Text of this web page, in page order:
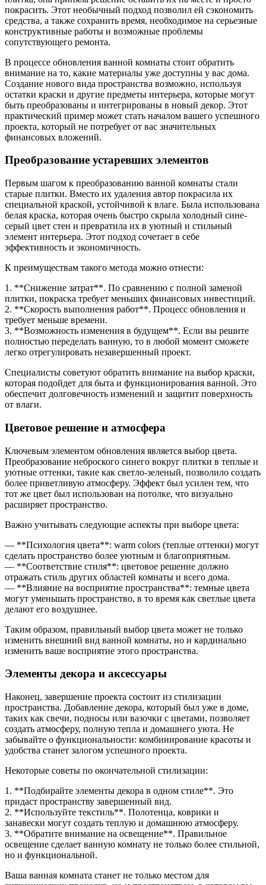
покрасить. Этот необычный подход позволил ей сэкономить
средства, а также сохранить время, необходимое на серьезные
конструктивные работы и возможные проблемы
сопутствующего ремонта.
В процессе обновления ванной комнаты стоит обратить
внимание на то, какие материалы уже доступны у вас дома.
Создание нового вида пространства возможно, используя
остатки краски и другие предметы интерьера, которые могут
быть преобразованы и интегрированы в новый декор. Этот
практический пример может стать началом вашего успешного
проекта, который не потребует от вас значительных
финансовых вложений.
Преобразование устаревших элементов
Первым шагом к преобразованию ванной комнаты стали
старые плитки. Вместо их удаления автор покрасила их
специальной краской, устойчивой к влаге. Была использована
белая краска, которая очень быстро скрыла холодный сине-
серый цвет стен и превратила их в уютный и стильный
элемент интерьера. Этот подход сочетает в себе
эффективность и экономичность.
К преимуществам такого метода можно отнести:
1. **Снижение затрат**. По сравнению с полной заменой
плитки, покраска требует меньших финансовых инвестиций.
2. **Скорость выполнения работ**. Процесс обновления и
требует меньше времени.
3. **Возможность изменения в будущем**. Если вы решите
полностью переделать ванную, то в любой момент сможете
легко отрегулировать незавершенный проект.
Специалисты советуют обратить внимание на выбор краски,
которая подойдет для быта и функционирования ванной. Это
обеспечит долговечность изменений и защитит поверхность
от влаги.
Цветовое решение и атмосфера
Ключевым элементом обновления является выбор цвета.
Преобразование неброского синего вокруг плитки в теплые и
уютные оттенки, такие как светло-зеленый, позволило создать
более приветливую атмосферу. Эффект был усилен тем, что
тот же цвет был использован на потолке, что визуально
расширяет пространство.
Важно учитывать следующие аспекты при выборе цвета:
— **Психология цвета**: warm colors (теплые оттенки) могут
сделать пространство более уютным и благоприятным.
— **Соответствие стиля**: цветовое решение должно
отражать стиль других областей комнаты и всего дома.
— **Влияние на восприятие пространства**: темные цвета
могут уменьшать пространство, в то время как светлые цвета
делают его воздушнее.
Таким образом, правильный выбор цвета может не только
изменить внешний вид ванной комнаты, но и кардинально
изменить ваше восприятие этого пространства.
Элементы декора и аксессуары
Наконец, завершение проекта состоит из стилизации
пространства. Добавление декора, который был уже в доме,
таких как свечи, подносы или вазочки с цветами, позволяет
создать атмосферу, полную тепла и домашнего уюта. Не
забывайте о функциональности: комбинирование красоты и
удобства станет залогом успешного проекта.
Некоторые советы по окончательной стилизации:
1. **Подбирайте элементы декора в одном стиле**. Это
придаст пространству завершенный вид.
2. **Используйте текстиль**. Полотенца, коврики и
занавески могут создать теплую и домашнюю атмосферу.
3. **Обратите внимание на освещение**. Правильное
освещение сделает ванную комнату не только более стильной,
но и функциональной.
Ваша ванная комната станет не только местом для